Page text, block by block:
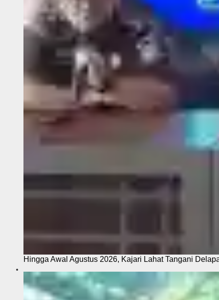
Hingga Awal Agustus 2026, Kajari Lahat Tangani